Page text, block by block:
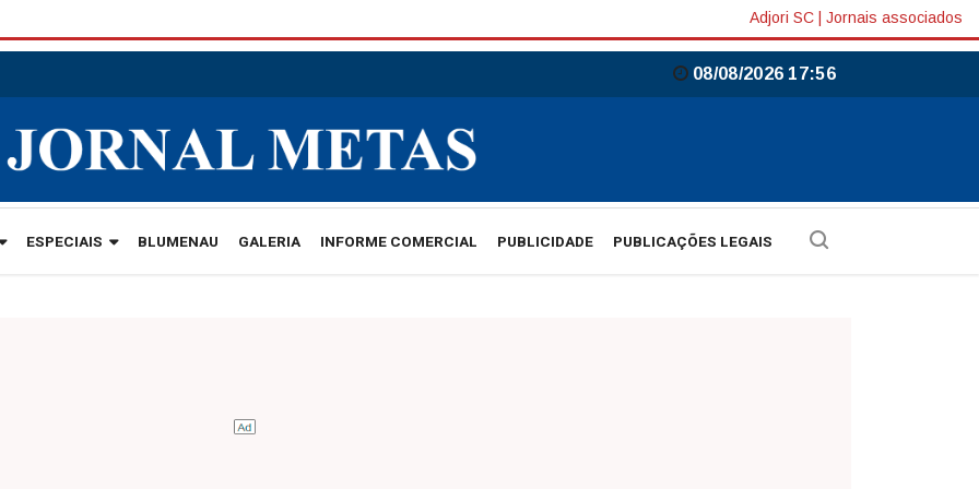
Adjori SC Jornais associados
08/08/2026 17:56
ESPECIAIS BLUMENAU GALERIA INFORME COMERCIAL PUBLICIDADE PUBLICAÇÕES LEGAIS